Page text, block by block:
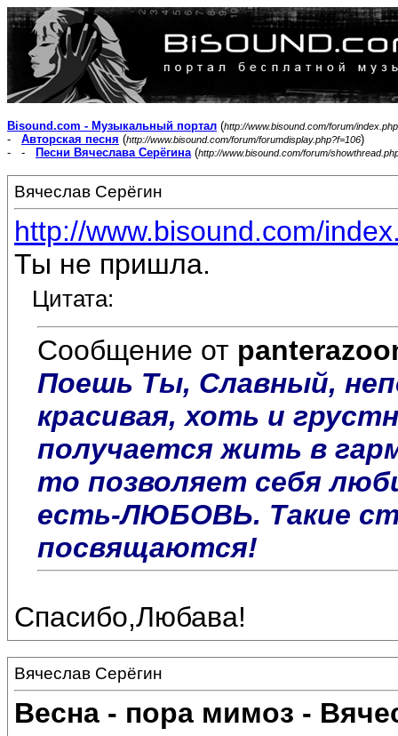
Bisound.com - Музыкальный портал (http://www.bisound.com/forum/index.php
- Авторская песня (http://www.bisound.com/forum/forumdisplay.php?f=106)
- -
Песни Вячеслава Серёгина(http://www.bisound.com/forum/
Вячеслав Серёгин
http://www.bisound.com/
Ты не пришла.
Цитата:
Сообщение от
Поешь Ты, Славный,
красивая, хоть и
получается жить в
то позволяет себя
есть-ЛЮБОВЬ. Такие
посвящаются!
Спасибо,Любава!
Вячеслав Серёгин
Весна - пора мимоз -